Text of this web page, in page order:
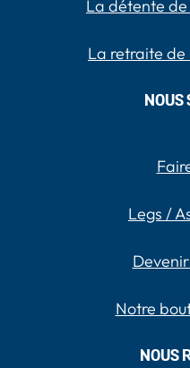
La détente de
La retraite de
NOUS
Legs /
Notre
NOUS